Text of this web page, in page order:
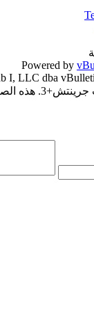
Powered by
I, LLC dba
منذ دقيقة واحدة.